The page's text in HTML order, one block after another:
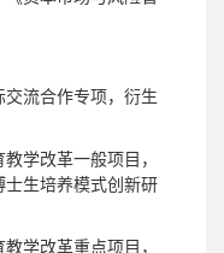
交流合作专项，衍生
学改革一般项目，
士生培养模式创新研
学改革重点项目，